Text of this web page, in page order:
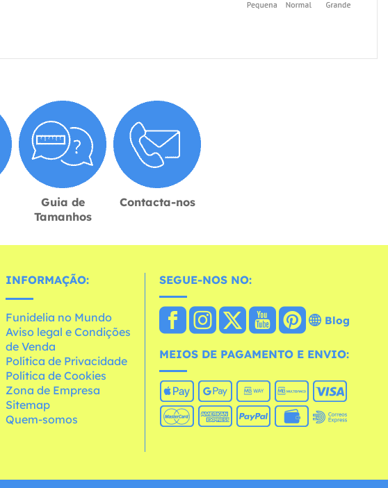
Guia de
Tamanhos
Contacta-nos
INFORMAÇÃO:
Funidelia no Mundo
Aviso legal e Condições
de Venda
Política de Privacidade
Política de Cookies
Zona de Empresa
Sitemap
Quem-somos
SEGUE-NOS NO:
Blog
MEIOS DE PAGAMENTO E ENVIO: